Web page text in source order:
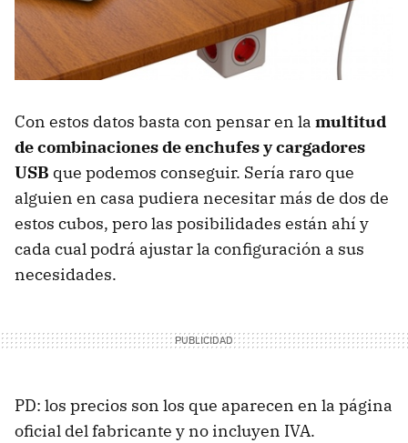
Con estos datos basta con pensar en la multitud
de combinaciones de enchufes y cargadores
USB que podemos conseguir. Sería raro que
alguien en casa pudiera necesitar más de dos de
estos cubos, pero las posibilidades están ahí y
cada cual podrá ajustar la configuración a sus
necesidades.
PD: los precios son los que aparecen en la página
oficial del fabricante y no incluyen IVA.